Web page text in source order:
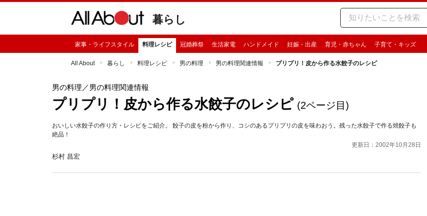
暮らし
家事・ライフスタイル 料理レシピ 冠婚葬祭 生活家電 ハンドメイド 妊娠・出産 育児・赤ちゃん 子育て・キッズ
All About 暮らし 料理レシピ 男の料理 男の料理関連情報 プリプリ！皮から作る水餃子のレシピ
男の料理 ／男の料理関連情報
プリプリ！皮から作る水餃子のレシピ (2ページ目)
おいしい水餃子の作り方・レシピをご紹介。 餃子の皮を粉から作り、コシのあるプリプリの皮を味わおう。残った水餃子で作る焼餃子も
絶品！
更新日：2002年10月28日
杉村 昌宏